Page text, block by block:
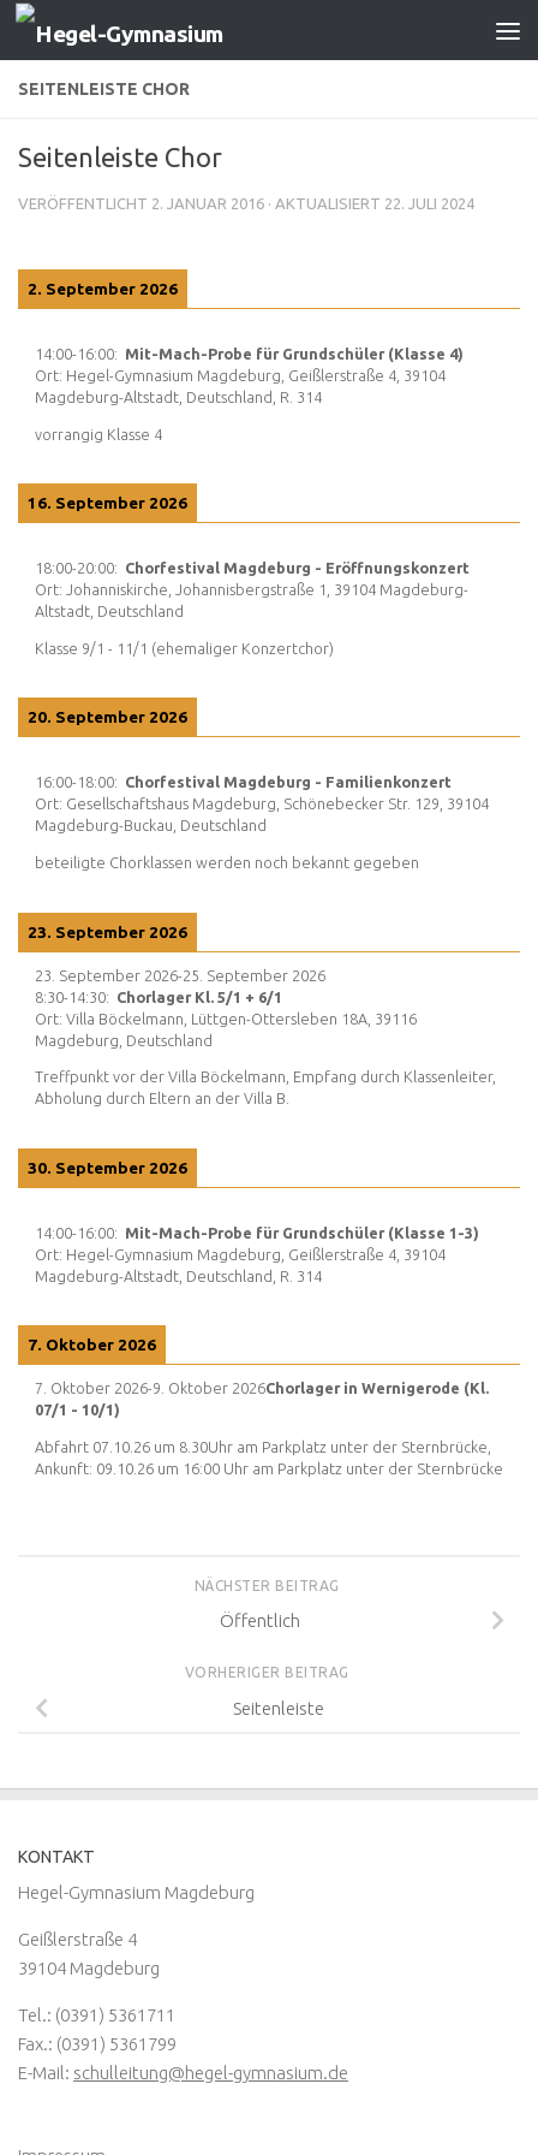
Zum Inhalt springen
SEITENLEISTE CHOR
Seitenleiste Chor
VERÖFFENTLICHT 2. JANUAR 2016 · AKTUALISIERT 22. JULI 2024
2. September 2026
14:00-16:00: Mit-Mach-Probe für Grundschüler (Klasse 4)
Ort: Hegel-Gymnasium Magdeburg, Geißlerstraße 4, 39104
Magdeburg-Altstadt, Deutschland, R. 314
vorrangig Klasse 4
16. September 2026
18:00-20:00: Chorfestival Magdeburg - Eröffnungskonzert
Ort: Johanniskirche, Johannisbergstraße 1, 39104 Magdeburg-
Altstadt, Deutschland
Klasse 9/1 - 11/1 (ehemaliger Konzertchor)
20. September 2026
16:00-18:00: Chorfestival Magdeburg - Familienkonzert
Ort: Gesellschaftshaus Magdeburg, Schönebecker Str. 129, 39104
Magdeburg-Buckau, Deutschland
beteiligte Chorklassen werden noch bekannt gegeben
23. September 2026
23. September 2026-25. September 2026
8:30-14:30: Chorlager Kl. 5/1 + 6/1
Ort: Villa Böckelmann, Lüttgen-Ottersleben 18A, 39116
Magdeburg, Deutschland
Treffpunkt vor der Villa Böckelmann, Empfang durch Klassenleiter,
Abholung durch Eltern an der Villa B.
30. September 2026
14:00-16:00: Mit-Mach-Probe für Grundschüler (Klasse 1-3)
Ort: Hegel-Gymnasium Magdeburg, Geißlerstraße 4, 39104
Magdeburg-Altstadt, Deutschland, R. 314
7. Oktober 2026
7. Oktober 2026-9. Oktober 2026Chorlager in Wernigerode (Kl.
07/1 - 10/1)
Abfahrt 07.10.26 um 8.30Uhr am Parkplatz unter der Sternbrücke,
Ankunft: 09.10.26 um 16:00 Uhr am Parkplatz unter der Sternbrücke
NÄCHSTER BEITRAG
Öffentlich
VORHERIGER BEITRAG
Seitenleiste
KONTAKT
Hegel-Gymnasium Magdeburg
Geißlerstraße 4
39104 Magdeburg
Tel.: (0391) 5361711
Fax.: (0391) 5361799
E-Mail: schulleitung@hegel-gymnasium.de